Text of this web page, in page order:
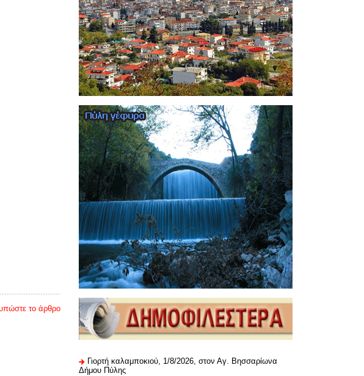
το άρθρο
Γιορτή καλαμποκιού, 1/8/2026, στον Αγ. Βησσαρίωνα
Δήμου Πύλης